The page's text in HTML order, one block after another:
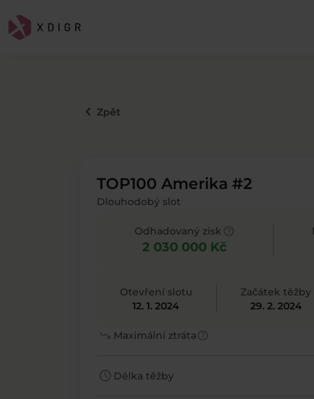
keyboard_arrow_left Zpět
TOP100 Amerika #2
Dlouhodobý slot
Odhadovaný zisk
2 030 000 Kč
Otevření slotu
12. 1. 2024
Začátek těžby
29. 2. 2024
trending_down Maximální ztrátahelp
schedule Délka těžby